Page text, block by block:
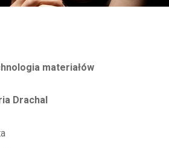
materiałów
Drachal